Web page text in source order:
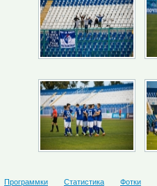
Программки Статистика Фотки